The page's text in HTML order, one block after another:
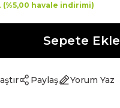
(%5,00 havale indirimi)
Sepete Ekle
Paylaş Yorum Yaz